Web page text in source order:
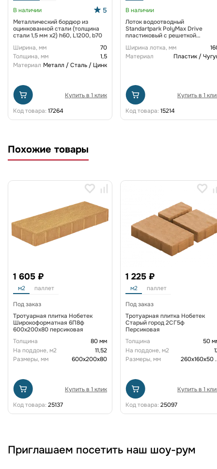
В наличии 5
Металлический бордюр из
оцинкованной стали (толщина
стали 1,5 мм x2) h60, L1200, b70
Ширина, мм
70
Толщина, мм
1,5
Материал Металл / Сталь / Цинк
Купить в 1 клик
Код товара: 17264
В наличии
Лоток водоотводный
Standartpark PolyMax Drive
пластиковый с решеткой
(комплект) 0805034-М
Ширина лотка, мм
Материал
Пластик /
Купить в 1
Код товара: 15214
Похожие товары
1 605 ₽
м2 паллет
Под заказ
Тротуарная плитка Нобетек
Широкоформатная 6П8ф
600x200x80 персиковая
Толщина
80 мм
На поддоне, м2
11,52
Размеры, мм
600х200х80
Купить в 1 клик
Код товара: 25137
1 225 ₽
м2 паллет
Под заказ
Тротуарная плитка Нобетек
Старый город 2СГ5ф
Персиковая
Толщина
50
На поддоне, м2
Размеры, мм
260x160x50
Купить в 1
Код товара: 25097
Приглашаем посетить наш шоу-рум